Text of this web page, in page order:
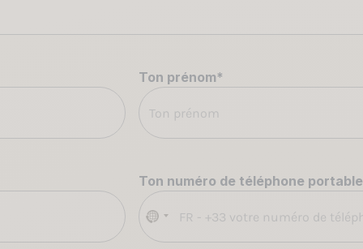
Ton prénom*
Ton numéro de téléphone portable
A
u